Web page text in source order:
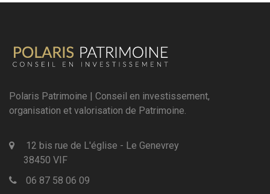
Polaris Patrimoine | Conseil en investissement,
organisation et valorisation de Patrimoine.
12 bis rue de L'église - Le Genevrey
38450 VIF
06 87 58 06 09